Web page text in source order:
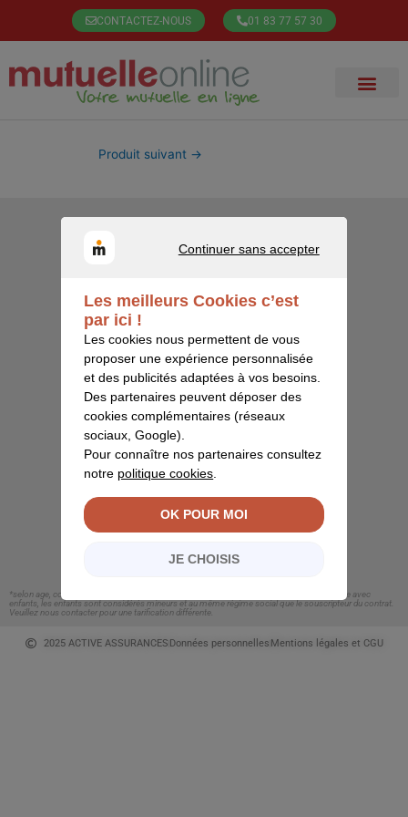
CONTACTEZ-NOUS 01 83 77 57 30
Produit suivant →
Questions fréquentes
Mutuelle Online
une marque de Meilleurtaux
*selon age, composition familiale et formule choisie. En cas de tarification pour une famille avec
enfants, les enfants sont considérés mineurs et au même régime social que le souscripteur du contrat.
Veuillez nous contacter pour une tarification différente.
2025 ACTIVE ASSURANCES Données personnelles Mentions légales et CGU
Continuer sans accepter
Les meilleurs Cookies c’est
par ici !
Les cookies nous permettent de vous
proposer une expérience personnalisée
et des publicités adaptées à vos besoins.
Des partenaires peuvent déposer des
cookies complémentaires (réseaux
sociaux, Google).
Pour connaître nos partenaires consultez
notre politique cookies
JE CHOISIS
OK POUR MOI